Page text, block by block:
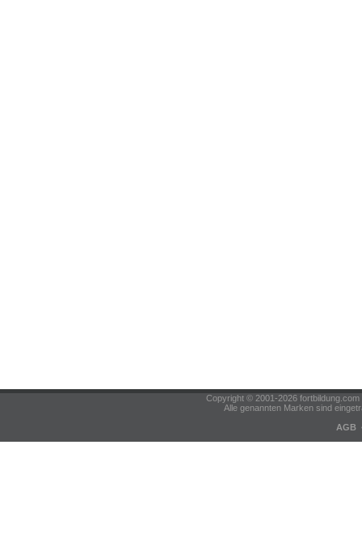
Copyright © 2001-2026
Alle genannten Marken sind
AGB